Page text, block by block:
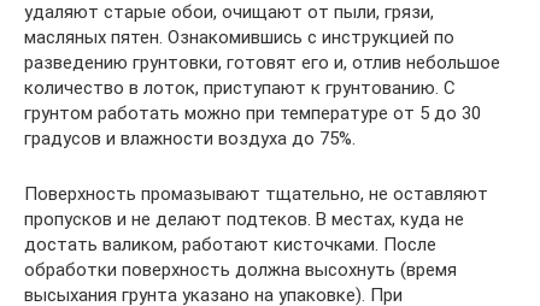
удаляют старые обои, очищают от пыли, грязи,
масляных пятен. Ознакомившись с инструкцией по
разведению грунтовки, готовят его и, отлив небольшое
количество в лоток, приступают к грунтованию. С
грунтом работать можно при температуре от 5 до 30
градусов и влажности воздуха до 75%.
Поверхность промазывают тщательно, не оставляют
пропусков и не делают подтеков. В местах, куда не
достать валиком, работают кисточками. После
обработки поверхность должна высохнуть (время
высыхания грунта указано на упаковке). При